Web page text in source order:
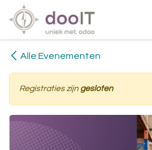
Overslaan naar inhoud
Alle Evenementen
Registraties zijn gesloten